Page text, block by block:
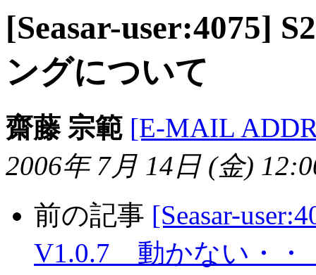
[Seasar-user:4075]
ングについて
齋藤 宗範 [E-MAIL
2006年 7月 14日 (金)
前の記事 [Seasar-
V1.0.7 動かない・・